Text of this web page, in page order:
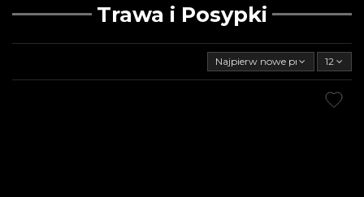
Trawa i Posypki
Najpierw nowe produkty12